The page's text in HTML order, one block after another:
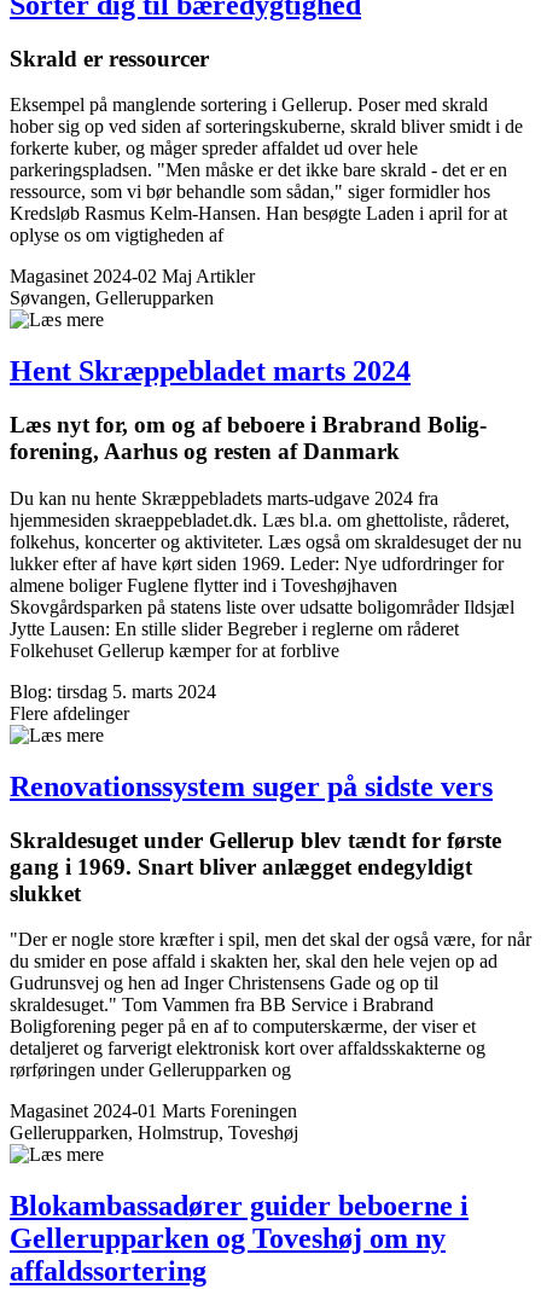
Skrald er ressourcer
Eksempel på manglende ­sortering i Gellerup. Poser med skrald
hober sig op ved siden af sorteringskuberne, skrald bliver smidt i de
forkerte kuber, og måger spreder affaldet ud over hele
parkeringspladsen. "Men måske er det ikke bare skrald - det er en
ressource, som vi bør behandle som sådan," siger formidler hos
Kredsløb Rasmus Kelm-Hansen. Han besøgte Laden i april for at
oplyse os om vigtigheden af
Magasinet 2024-02 Maj Artikler
Søvangen, Gellerupparken
Hent Skræppe­bladet marts 2024
Læs nyt for, om og af beboere i Brabrand Bolig­
forening, Aarhus og resten af Danmark
Du kan nu hente Skræppebladets marts-udgave 2024 fra
hjemmesiden skraeppebladet.dk. Læs bl.a. om ghettoliste, råderet,
folkehus, koncerter og aktiviteter. Læs også om skraldesuget der nu
lukker efter af have kørt siden 1969. Leder: Nye udfordringer for
almene boliger Fuglene flytter ind i Toveshøjhaven
Skovgårdsparken på statens liste over udsatte boligområder Ildsjæl
Jytte Lausen: En stille slider Begreber i reglerne om råderet
Folkehuset Gellerup kæmper for at forblive
Blog: tirsdag 5. marts 2024
Flere afdelinger
Renovationssystem suger på sidste vers
Skraldesuget under Gellerup blev tændt for første
gang i 1969. Snart bliver anlægget endegyldigt
slukket
"Der er nogle store kræfter i spil, men det skal der også være, for når
du smider en pose affald i skakten her, skal den hele vejen op ad
Gudrunsvej og hen ad Inger Christensens Gade og op til
skraldesuget." Tom Vammen fra BB Service i Brabrand
Boligforening peger på en af to computerskærme, der viser et
detaljeret og farverigt elektronisk kort over affaldsskakterne og
rørføringen under Gellerupparken og
Magasinet 2024-01 Marts Foreningen
Gellerupparken, Holmstrup, Toveshøj
Blokambassadører guider beboerne i
Gellerup­parken og Toveshøj om ny
affaldssortering